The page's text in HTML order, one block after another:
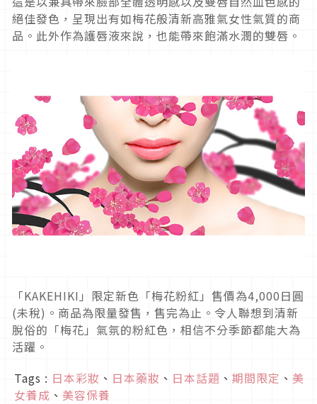
絕佳發色，呈現出有如梅花般清新高雅氣女性氣質的商
品。此外作為護唇液來說，也能帶來飽滿水潤的雙唇。
「KAKEHIKI」限定新色「梅花粉紅」售價為4,000日圓
(未稅)。商品為限量發售，售完為止。令人聯想到清新
脫俗的「梅花」氣氛的粉紅色，相信不分季節都能大為
活躍。
Tags : 日本彩妝 、 日本藥妝 、 日本話題 、 期間限定 、 美
女養成 、 美容保養